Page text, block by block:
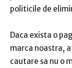
politicile de
Daca exista o
marca noastra,
cautare sa nu o